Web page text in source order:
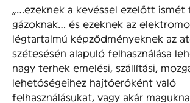
„…ezeknek a kevéssel ezelőtt
gázoknak… és ezeknek az
légtartalmú képződményeknek az
szétesésén alapuló felhasználása
nagy terhek emelési, szállítási,
lehetőségeihez hajtóerőként való
felhasználásukat, vagy akár